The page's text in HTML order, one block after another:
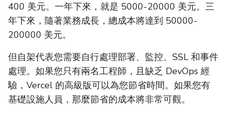
400 美元。一年下來，就是 5000-20000 美元。三
年下來，隨著業務成長，總成本將達到 50000-
200000 美元。
但自架代表您需要自行處理部署、監控、SSL 和事件
處理。如果您只有兩名工程師，且缺乏 DevOps 經
驗，Vercel 的高級版可以為您節省時間。如果您有
基礎設施人員，那麼節省的成本將非常可觀。